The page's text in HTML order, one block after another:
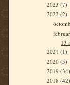
2023 (7)
2022 (2)
13
2021 (1)
2020 (5)
2019 (34)
2018 (42)